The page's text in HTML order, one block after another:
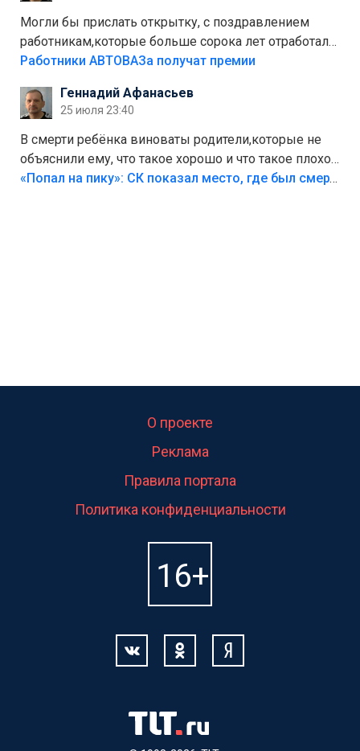
Могли бы прислать открытку, с поздравлением
работникам,которые больше сорока лет отработали
на предприятии.
Работники АВТОВАЗа получат премии
Геннадий Афанасьев
25 июля 23:40
В смерти ребёнка виноваты родители,которые не
объяснили ему, что такое хорошо и что такое плохо!
Лезть через такой забор,верх безумия,есть же
«Попал на пику»: СК показал место, где был смертельно травмирован ребенок в Тольятти
О проекте
Реклама
Правила портала
Политика конфиденциальности